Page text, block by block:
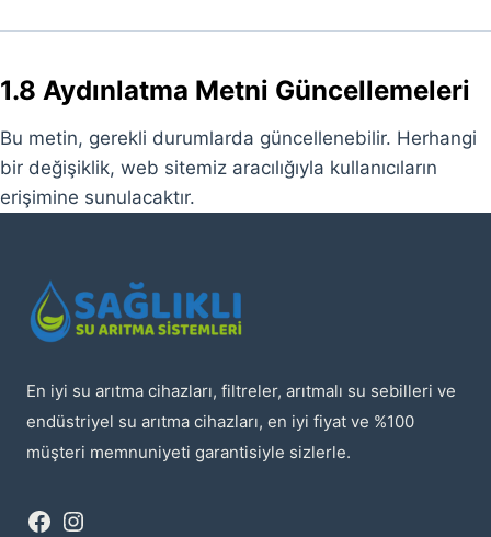
1.8 Aydınlatma Metni Güncellemeleri
Bu metin, gerekli durumlarda güncellenebilir. Herhangi
bir değişiklik, web sitemiz aracılığıyla kullanıcıların
erişimine sunulacaktır.
En iyi su arıtma cihazları, filtreler, arıtmalı su sebilleri ve
endüstriyel su arıtma cihazları, en iyi fiyat ve %100
müşteri memnuniyeti garantisiyle sizlerle.
Facebook
Instagram